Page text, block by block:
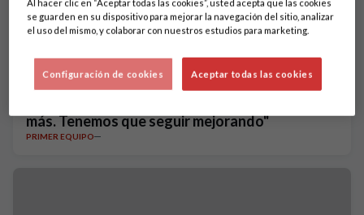
más. Tenemos que seguir mejorando"
PRIMER EQUIPO
Al hacer clic en “Aceptar todas las cookies”, usted acepta que las cookies
se guarden en su dispositivo para mejorar la navegación del sitio, analizar
el uso del mismo, y colaborar con nuestros estudios para marketing.
Aceptar todas las cookies
Configuración de cookies